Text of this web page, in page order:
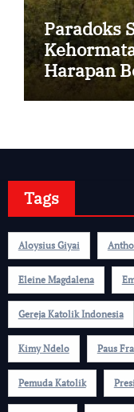
Paradoks
Harapan
Tags
Aloysius Giyai
Eleine Magdalena
Gereja Katolik Indonesia
Kimy Ndelo Paus
Pemuda Katolik